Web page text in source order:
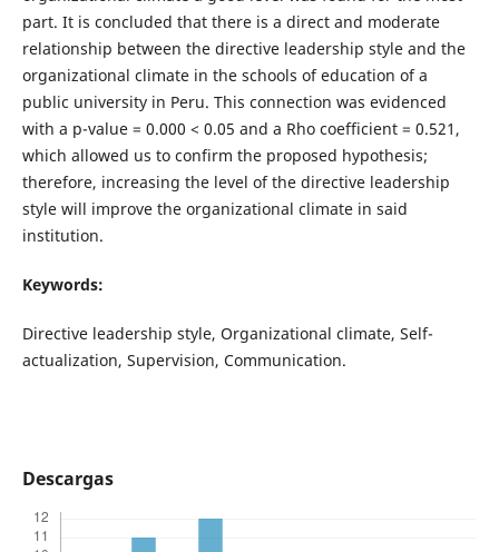
part. It is concluded that there is a direct and moderate
relationship between the directive leadership style and the
organizational climate in the schools of education of a
public university in Peru. This connection was evidenced
with a p-value = 0.000 < 0.05 and a Rho coefficient = 0.521,
which allowed us to confirm the proposed hypothesis;
therefore, increasing the level of the directive leadership
style will improve the organizational climate in said
institution.
Keywords:
Directive leadership style, Organizational climate, Self-
actualization, Supervision, Communication.
Descargas